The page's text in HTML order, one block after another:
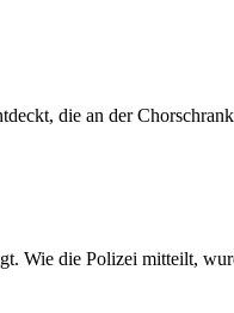
die an der
Wie die Polizei mitteilt,